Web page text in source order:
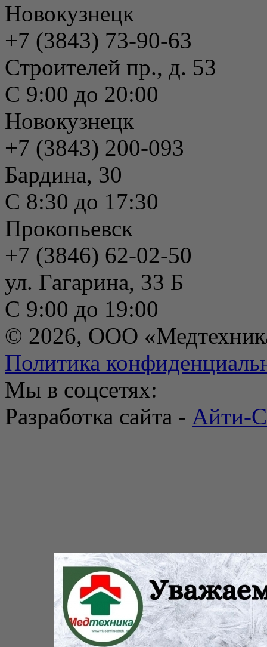
Новокузнецк
+7 (3843) 73-90-63
Строителей пр., д. 53
С 9:00 до 20:00
Новокузнецк
+7 (3843) 200-093
Бардина, 30
С 8:30 до 17:30
Прокопьевск
+7 (3846) 62-02-50
ул. Гагарина, 33 Б
С 9:00 до 19:00
© 2026, ООО
Политика
Мы в соцсетях:
Разработка сайта - Айти-